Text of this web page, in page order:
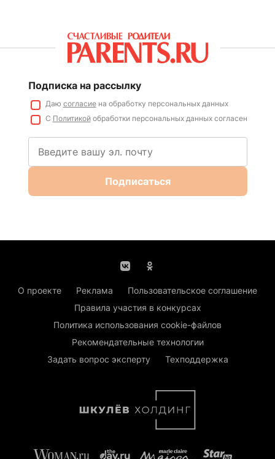
Подписка на рассылку
Даю согласиена обработку персональных данных
С Политикойобработки персональных данных согласен
Подписаться
О проекте Реклама
Пользовательское соглашение
Правила участия в конкурсах
Политика использования cookie-файлов
Рекомендательные технологии
Задать вопрос эксперту
Техподдержка